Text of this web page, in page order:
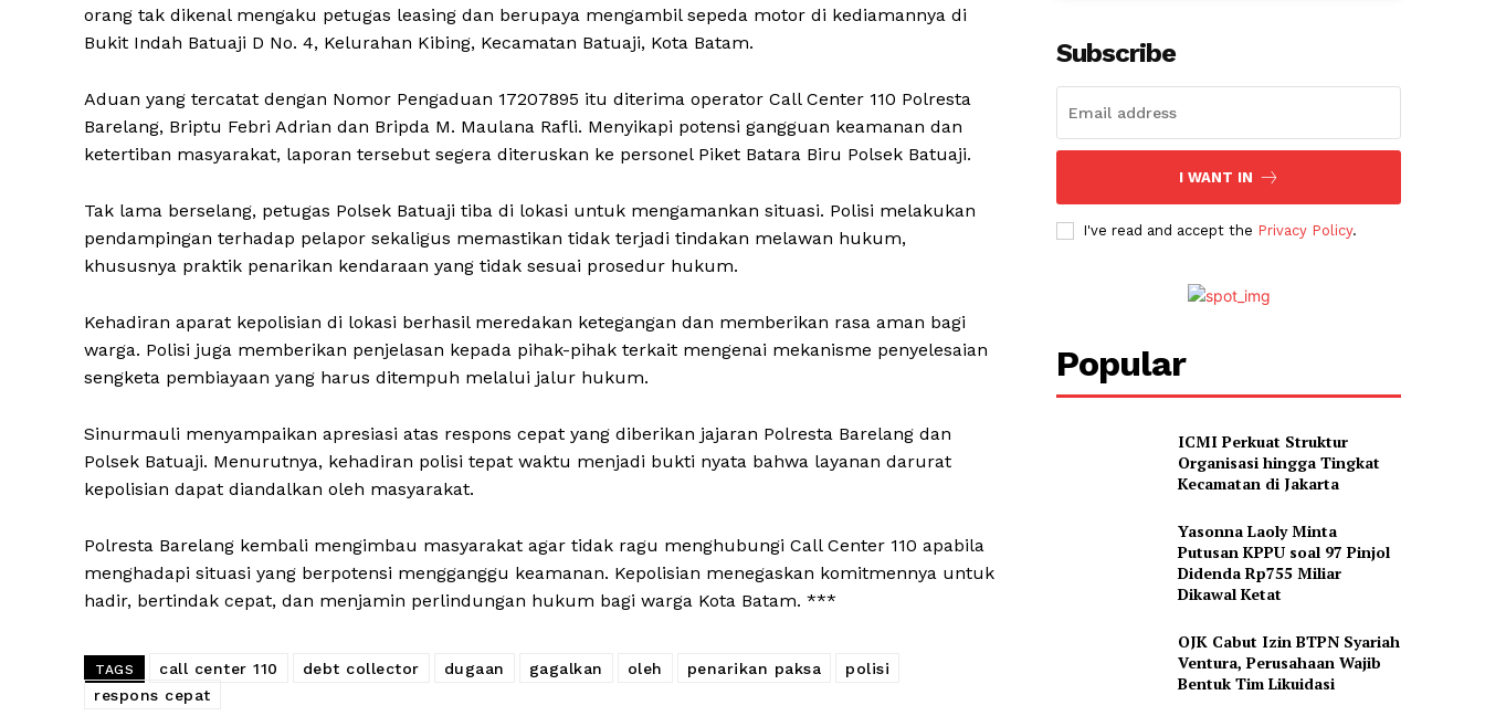
orang tak dikenal mengaku petugas leasing dan berupaya mengambil sepeda motor di kediamannya di
Bukit Indah Batuaji D No. 4, Kelurahan Kibing, Kecamatan Batuaji, Kota Batam.
Aduan yang tercatat dengan Nomor Pengaduan 17207895 itu diterima operator Call Center 110 Polresta
Barelang, Briptu Febri Adrian dan Bripda M. Maulana Rafli. Menyikapi potensi gangguan keamanan dan
ketertiban masyarakat, laporan tersebut segera diteruskan ke personel Piket Batara Biru Polsek Batuaji.
Tak lama berselang, petugas Polsek Batuaji tiba di lokasi untuk mengamankan situasi. Polisi melakukan
pendampingan terhadap pelapor sekaligus memastikan tidak terjadi tindakan melawan hukum,
khususnya praktik penarikan kendaraan yang tidak sesuai prosedur hukum.
Kehadiran aparat kepolisian di lokasi berhasil meredakan ketegangan dan memberikan rasa aman bagi
warga. Polisi juga memberikan penjelasan kepada pihak-pihak terkait mengenai mekanisme penyelesaian
sengketa pembiayaan yang harus ditempuh melalui jalur hukum.
Sinurmauli menyampaikan apresiasi atas respons cepat yang diberikan jajaran Polresta Barelang dan
Polsek Batuaji. Menurutnya, kehadiran polisi tepat waktu menjadi bukti nyata bahwa layanan darurat
kepolisian dapat diandalkan oleh masyarakat.
Polresta Barelang kembali mengimbau masyarakat agar tidak ragu menghubungi Call Center 110 apabila
menghadapi situasi yang berpotensi mengganggu keamanan. Kepolisian menegaskan komitmennya untuk
hadir, bertindak cepat, dan menjamin perlindungan hukum bagi warga Kota Batam. ***
TAGS call center 110 debt collector dugaan gagalkan oleh penarikan paksa
polisi
respons cepat
Subscribe
I WANT IN
I've read and accept the Privacy Policy.
Popular
ICMI Perkuat Struktur
Organisasi hingga Tingkat
Kecamatan di Jakarta
Yasonna Laoly Minta
Putusan KPPU soal 97 Pinjol
Didenda Rp755 Miliar
Dikawal Ketat
OJK Cabut Izin BTPN Syariah
Ventura, Perusahaan Wajib
Bentuk Tim Likuidasi